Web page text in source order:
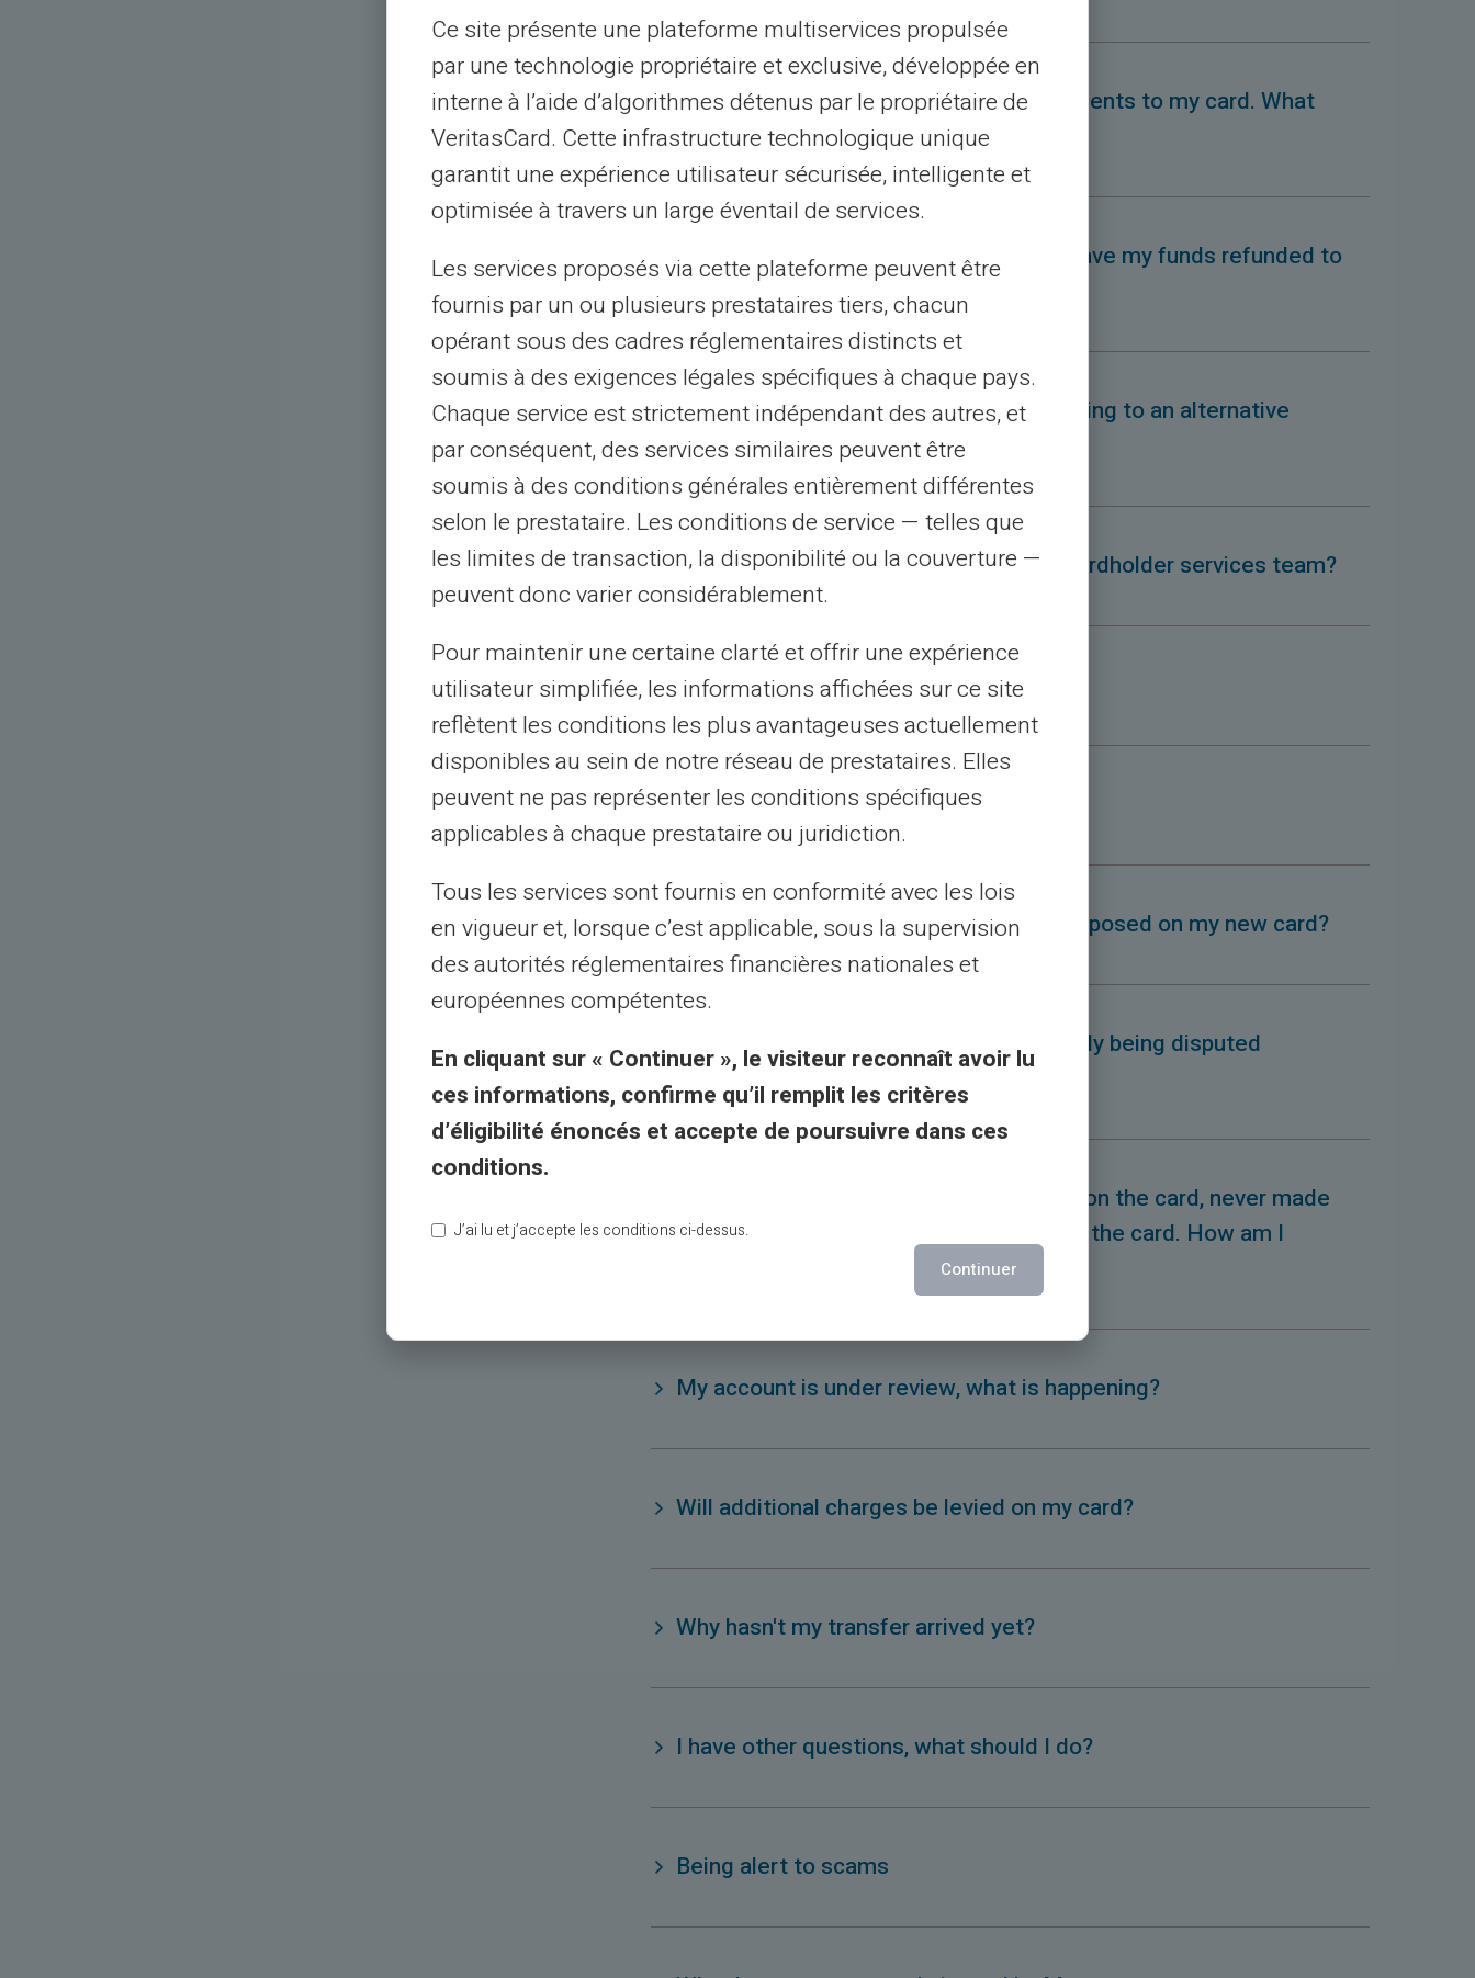
I receive my salary / social welfare payments to my card. What
does this mean for me?
I would like to deactivate my card and have my funds refunded to
me, how do I proceed?
My distributor has advised that it is moving to an alternative
regulated firm. What does this mean?
I have a query – Can I still contact the cardholder services team?
Can I apply for a new card?
My card has expired, will it be renewed?
Will there be any restrictions or limits imposed on my new card?
Will chargebacks or transactions currently being disputed
continue per the normal process?
I have a Monavate card. I have no funds on the card, never made
any purchase and never loaded funds on the card. How am I
My account is under review, what is happening?
Will additional charges be levied on my card?
Why hasn't my transfer arrived yet?
I have other questions, what should I do?
Being alert to scams
Ce site présente une plateforme multiservices propulsée
par une technologie propriétaire et exclusive, développée en
interne à l’aide d’algorithmes détenus par le propriétaire de
VeritasCard. Cette infrastructure technologique unique
garantit une expérience utilisateur sécurisée, intelligente et
optimisée à travers un large éventail de services.
Les services proposés via cette plateforme peuvent être
fournis par un ou plusieurs prestataires tiers, chacun
opérant sous des cadres réglementaires distincts et
soumis à des exigences légales spécifiques à chaque pays.
Chaque service est strictement indépendant des autres, et
par conséquent, des services similaires peuvent être
soumis à des conditions générales entièrement différentes
selon le prestataire. Les conditions de service — telles que
les limites de transaction, la disponibilité ou la couverture —
peuvent donc varier considérablement.
Pour maintenir une certaine clarté et offrir une expérience
utilisateur simplifiée, les informations affichées sur ce site
reflètent les conditions les plus avantageuses actuellement
disponibles au sein de notre réseau de prestataires. Elles
peuvent ne pas représenter les conditions spécifiques
applicables à chaque prestataire ou juridiction.
Tous les services sont fournis en conformité avec les lois
en vigueur et, lorsque c’est applicable, sous la supervision
des autorités réglementaires financières nationales et
européennes compétentes.
En cliquant sur « Continuer », le visiteur reconnaît avoir lu
ces informations, confirme qu’il remplit les critères
d’éligibilité énoncés et accepte de poursuivre dans ces
conditions.
J’ai lu et j’accepte les conditions ci-dessus.
Continuer